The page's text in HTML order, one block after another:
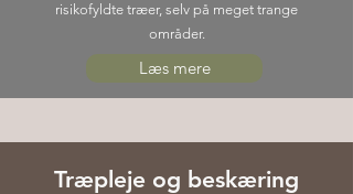
risikofyldte træer, selv på meget trange
områder.
Læs mere
Træpleje og beskæring